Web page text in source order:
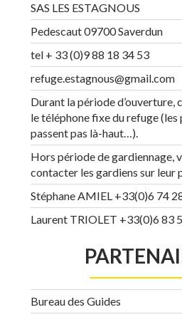
SAS LES ESTAGNOUS
Pedescaut 09700 Saverdun
tel + 33 (0)9 88 18 34 53
refuge.estagnous@gmail.com
Durant la période d’ouverture,
le téléphone fixe du refuge
passent pas là-haut…).
Hors période de gardiennage,
contacter les gardiens sur leur
Stéphane AMIEL +33(0)6 74
Laurent TRIOLET +33(0)6 83
Bureau des Guides